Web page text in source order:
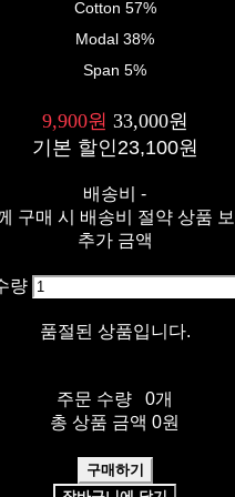
Cotton 57%
Modal 38%
Span 5%
9,900원 33,000원
기본 할인 23,100원
배송비-
구매 시 배송비 절약 상품
추가 금액
량
품절된 상품입니다.
주문 수량
0개
총 상품 금액 0원
구매하기